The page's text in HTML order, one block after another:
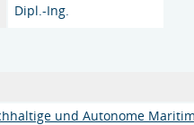
Dipl.-Ing.
und Autonome